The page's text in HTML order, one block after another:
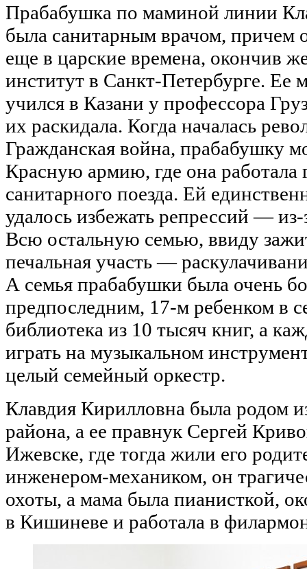
Прабабушка по маминой линии
была санитарным врачом, причем
еще в царские времена, окончив
институт в Санкт-Петербурге.
учился в Казани у профессора
их раскидала. Когда началась
Гражданская война, прабабушку
Красную армию, где она работала
санитарного поезда. Ей
удалось избежать репрессий —
Всю остальную семью, ввиду
печальная участь —
А семья прабабушки была очень
предпоследним, 17-м ребенком в
библиотека из 10 тысяч книг, а
играть на музыкальном
целый семейный оркестр.
Клавдия Кирилловна была родом
района, а ее правнук Сергей
Ижевске, где тогда жили его
инженером-механиком, он
охоты, а мама была пианисткой,
в Кишиневе и работала в